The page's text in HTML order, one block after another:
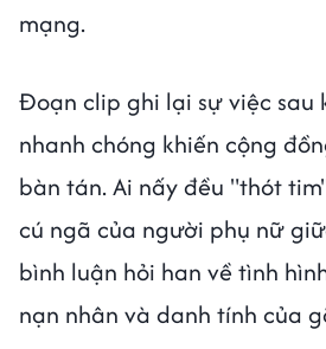
mạng.
Đoạn clip ghi lại sự việc sau
nhanh chóng khiến cộng
bàn tán. Ai nấy đều "thót
cú ngã của người phụ nữ
bình luận hỏi han về tình
nạn nhân và danh tính của